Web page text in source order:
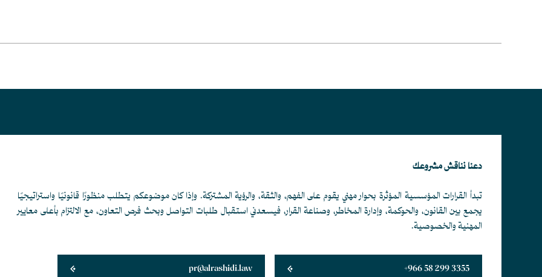
دعنا نناقش مشروعك
تبدأ القرارات المؤسسية المؤثرة بحوار مهني يقوم على الفهم، والثقة، والرؤية المشتركة. وإذا كان موضوعكم يتطلب منظورًا قانونيًا واستراتيجيًا
يجمع بين القانون، والحوكمة، وإدارة المخاطر، وصناعة القرار، فيسعدني استقبال طلبات التواصل وبحث فرص التعاون، مع الالتزام بأعلى معايير
المهنية والخصوصية.
+966 58 299 3355
pr@alrashidi.law